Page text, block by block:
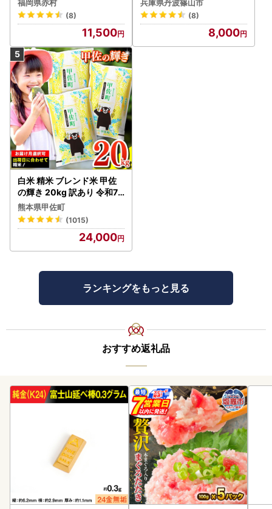
福岡県赤村
(8)
11,500
米 こしひかり
兵庫県丹波篠山市
(8)
8,000
白米 精米 ブレンド米 甲佐
の輝き 20kg 訳あり 令和7
年産 【価格改定ZS】
熊本県甲佐町
(1015)
24,000
ランキングをもっと見る
おすすめ返礼品